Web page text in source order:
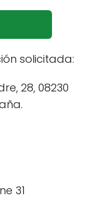
solicitada:
28, 08230
31